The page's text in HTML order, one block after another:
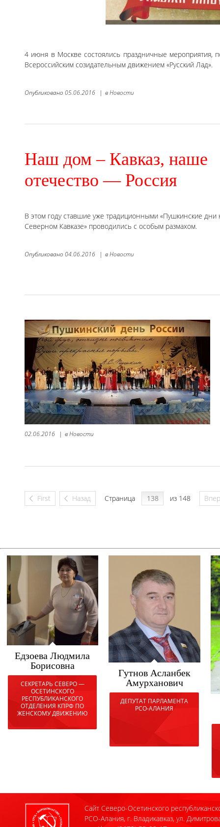
4 июня в Москве состоялись праздничные
Всероссийским созидательным движением «Русский Лад».
Опубликовано 05.06.2016 | вНовости
Наш дом – Кавказ, наше
отечество — Россия
В этом году ставшие уже традиционными «Пушкинские дни
Северном Кавказе» проводились с особым размахом.
Опубликовано 04.06.2016 | вНовости
02.06.2016 | вНовости
First Назад Страница из 148
Едзоева Людмила
Борисовна
СЕКРЕТАРЬ СЕВЕРО —
ОСЕТИНСКОГО
РЕСПУБЛИКАНСКОГО
ОТДЕЛЕНИЯ КПРФ ПО
ЖЕНСКОМУ ДВИЖЕНИЮ
Гутнов Асланбек
Амурханович
ДЕПУТАТ ПАРЛАМЕНТА
РСО-АЛАНИЯ
Сайт Северо-Осетинского
РСО-Алания, г. Владикавказ, ул.